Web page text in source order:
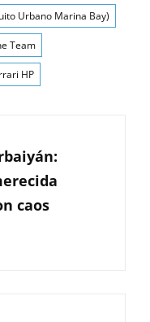
Urbano Marina Bay)
Team
HP
caos